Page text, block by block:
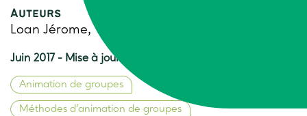
Auteurs
Loan Jérome, Yasmina Lemoine
Juin 2017 - Mise à jour 2024
Animation de groupes
Méthodes d’animation de groupes